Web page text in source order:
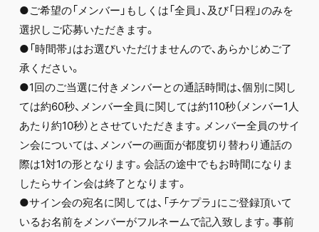
●ご希望の「メンバー」もしくは「全員」、及び「日程」のみを
選択しご応募いただきます。
●「時間帯」はお選びいただけませんので、あらかじめご了
承ください。
●1回のご当選に付きメンバーとの通話時間は、個別に関し
ては約60秒、メンバー全員に関しては約110秒（メンバー1人
あたり約10秒）とさせていただきます。メンバー全員のサイ
ン会については、メンバーの画面が都度切り替わり通話の
際は1対1の形となります。会話の途中でもお時間になりま
したらサイン会は終了となります。
●サイン会の宛名に関しては、「チケプラ」にご登録頂いて
いるお名前をメンバーがフルネームで記入致します。事前